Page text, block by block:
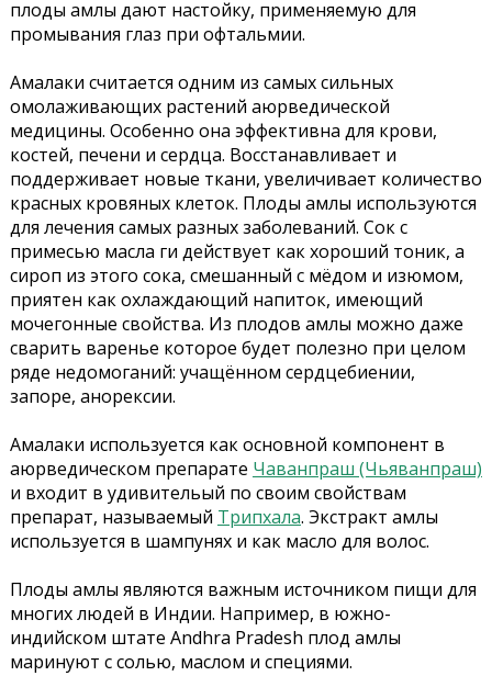
плоды амлы дают настойку, применяемую для
промывания глаз при офтальмии.
Амалаки считается одним из самых сильных
омолаживающих растений аюрведической
медицины. Особенно она эффективна для крови,
костей, печени и сердца. Восстанавливает и
поддерживает новые ткани, увеличивает количество
красных кровяных клеток. Плоды амлы используются
для лечения самых разных заболеваний. Сок с
примесью масла ги действует как хороший тоник, а
сироп из этого сока, смешанный с мёдом и изюмом,
приятен как охлаждающий напиток, имеющий
мочегонные свойства. Из плодов амлы можно даже
сварить варенье которое будет полезно при целом
ряде недомоганий: учащённом сердцебиении,
запоре, анорексии.
Амалаки используется как основной компонент в
аюрведическом препарате Чаванпраш (Чьяванпраш)
и входит в удивительый по своим свойствам
препарат, называемый Трипхала. Экстракт амлы
используется в шампунях и как масло для волос.
Плоды амлы являются важным источником пищи для
многих людей в Индии. Например, в южно-
индийском штате Andhra Pradesh плод амлы
маринуют с солью, маслом и специями.